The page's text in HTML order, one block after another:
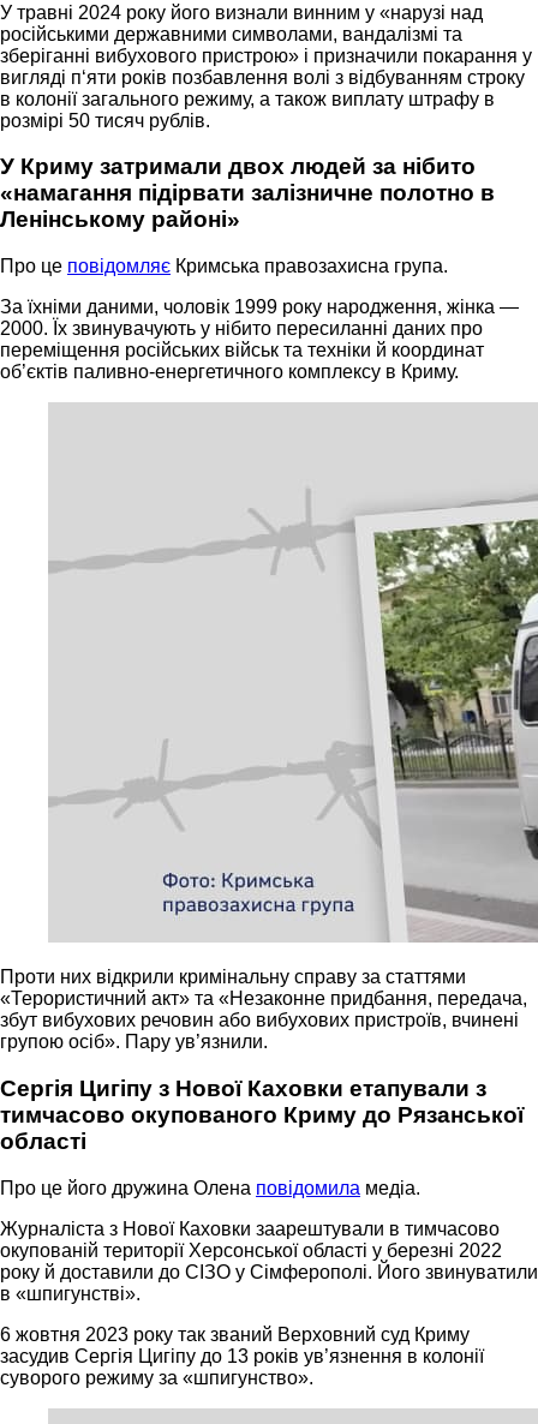
У травні 2024 року його визнали винним у «нарузі над
російськими державними символами, вандалізмі та
зберіганні вибухового пристрою» і призначили покарання у
вигляді п‘яти років позбавлення волі з відбуванням строку
в колонії загального режиму, а також виплату штрафу в
розмірі 50 тисяч рублів.
У Криму затримали двох людей за нібито
«намагання підірвати залізничне полотно в
Ленінському районі»
Про це повідомляє Кримська правозахисна група.
За їхніми даними, чоловік 1999 року народження, жінка —
2000. Їх звинувачують у нібито пересиланні даних про
переміщення російських військ та техніки й координат
об’єктів паливно-енергетичного комплексу в Криму.
Проти них відкрили кримінальну справу за статтями
«Терористичний акт» та «Незаконне придбання, передача,
збут вибухових речовин або вибухових пристроїв, вчинені
групою осіб». Пару ув’язнили.
Сергія Цигіпу з Нової Каховки етапували з
тимчасово окупованого Криму до Рязанської
області
Про це його дружина Олена повідомила медіа.
Журналіста з Нової Каховки заарештували в тимчасово
окупованій території Херсонської області у березні 2022
року й доставили до СІЗО у Сімферополі. Його звинуватили
в «шпигунстві».
6 жовтня 2023 року так званий Верховний суд Криму
засудив Сергія Цигіпу до 13 років ув’язнення в колонії
суворого режиму за «шпигунство».